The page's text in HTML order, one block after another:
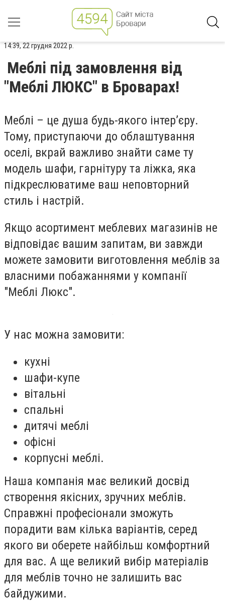
14:39, 22 грудня 2022 р.
Меблі під замовлення від
"Меблі ЛЮКС" в Броварах!
Меблі – це душа будь-якого інтер’єру.
Тому, приступаючи до облаштування
оселі, вкрай важливо знайти саме ту
модель шафи, гарнітуру та ліжка, яка
підкреслюватиме ваш неповторний
стиль і настрій.
Якщо асортимент меблевих магазинів не
відповідає вашим запитам, ви завжди
можете замовити виготовлення меблів за
власними побажаннями у компанії
"Меблі Люкс".
У нас можна замовити:
кухні
шафи-купе
вітальні
спальні
дитячі меблі
офісні
корпусні меблі.
Наша компанія має великий досвід
створення якісних, зручних меблів.
Справжні професіонали зможуть
порадити вам кілька варіантів, серед
якого ви оберете найбільш комфортний
для вас. А ще великий вибір матеріалів
для меблів точно не залишить вас
байдужими.